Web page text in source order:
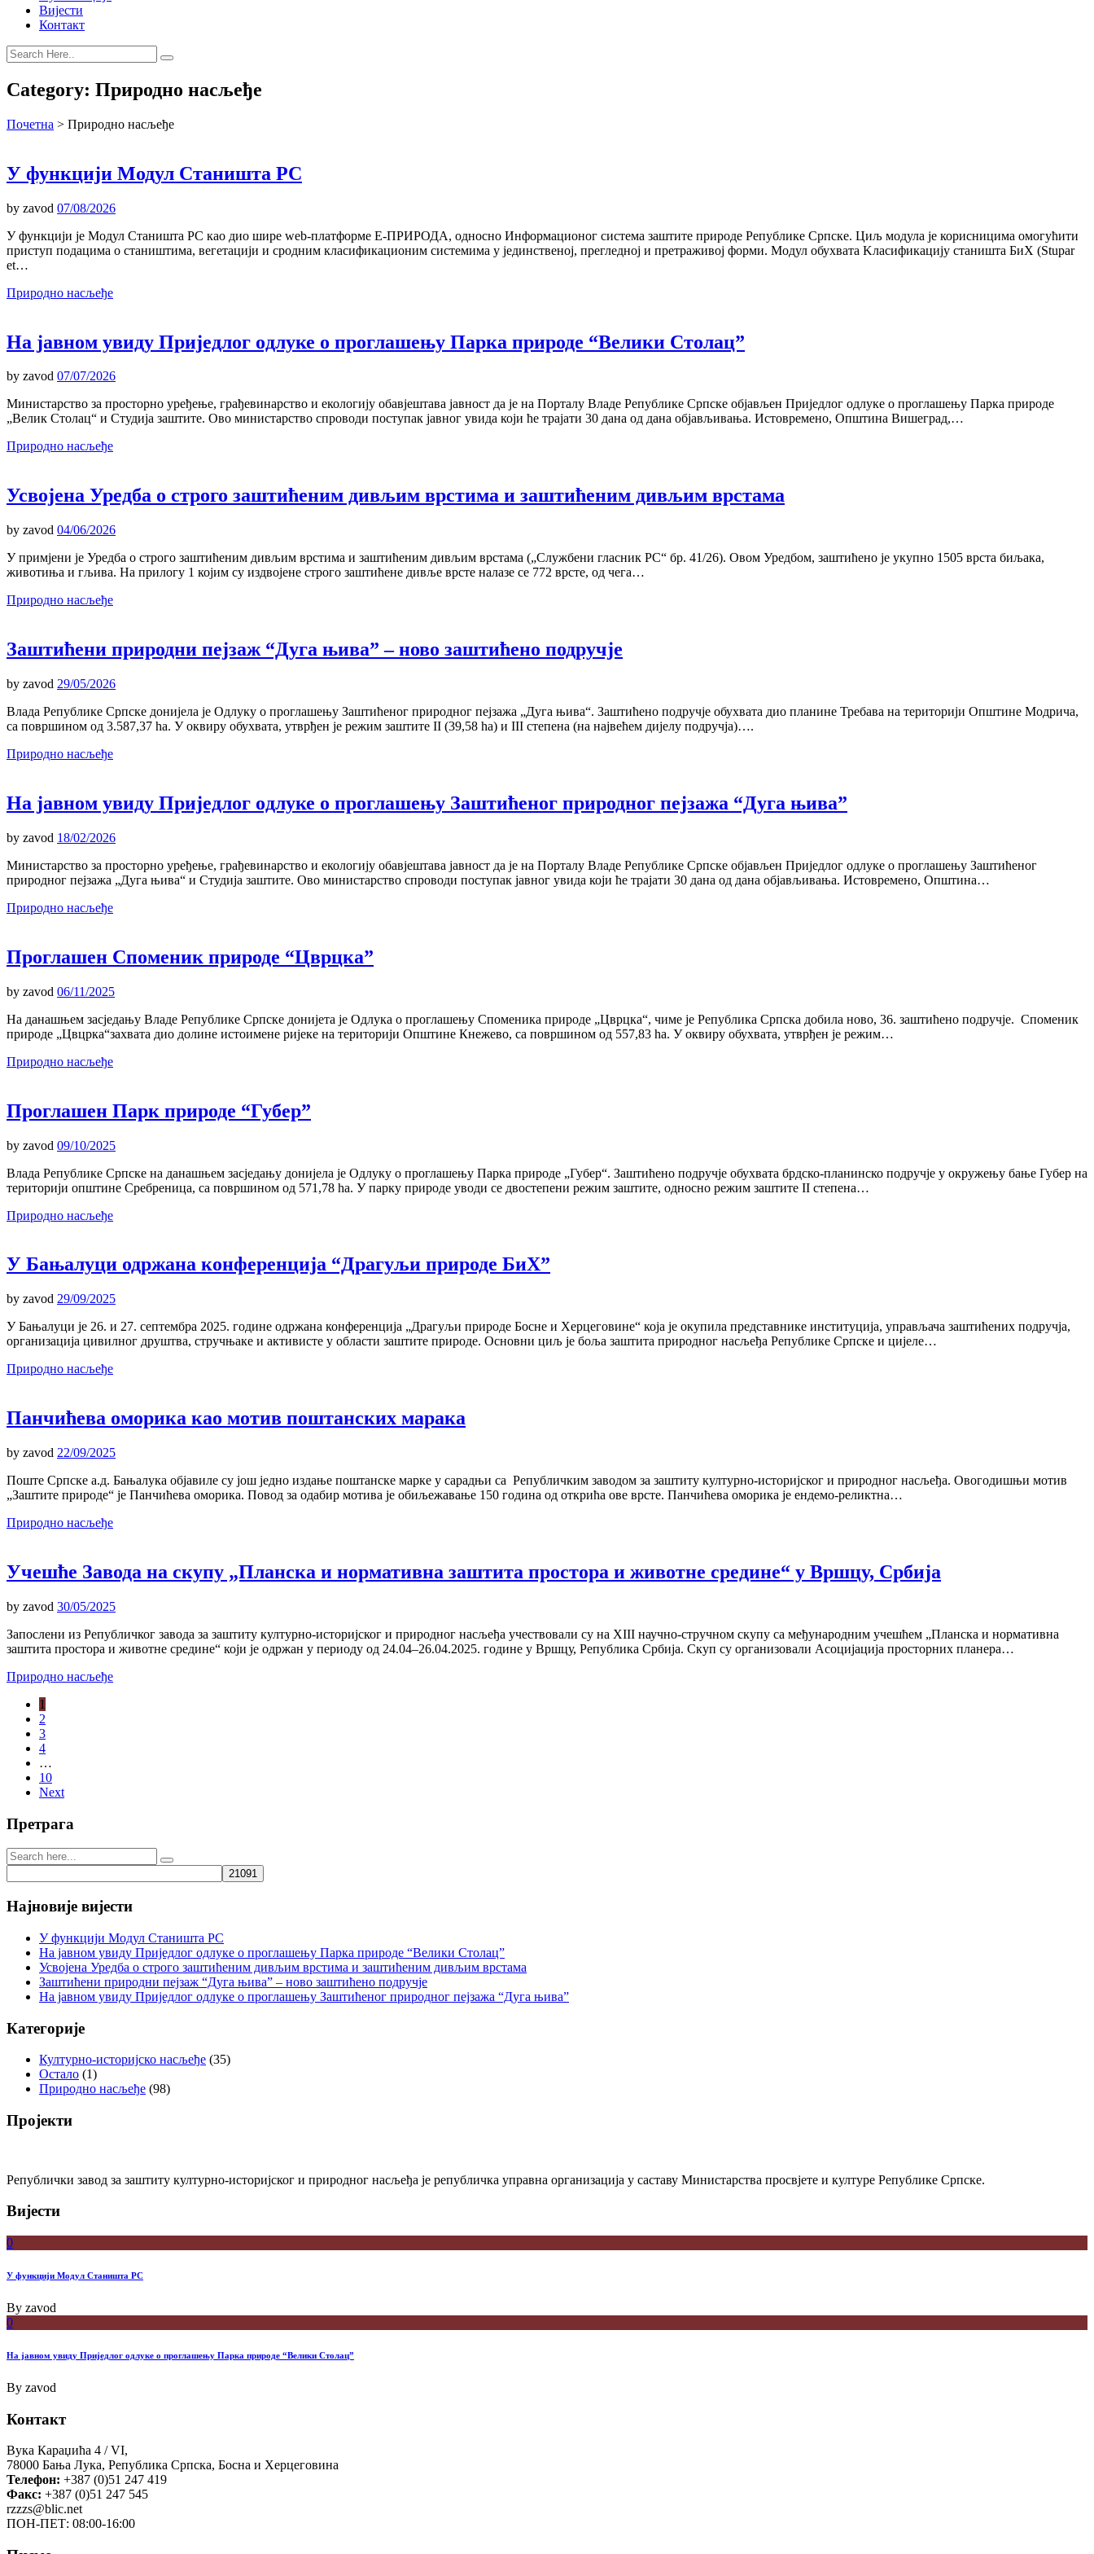
Вијести
Контакт
Category: Природно насљеђе
Почетна > Природно насљеђе
У функцији Модул Станишта РС
by zavod 07/08/2026
У функцији је Модул Станишта РС као дио шире web-платформе Е-ПРИРОДА, односно Информационог система заштите природе Републике Српске. Циљ модула је корисницима омогућити
приступ подацима о стаништима, вегетацији и сродним класификационим системима у јединственој, прегледној и претраживој форми. Модул обухвата Kласификацију станишта БиХ (Stupar
et…
Природно насљеђе
На јавном увиду Приједлог oдлуке о проглашењу Парка природе “Велики Столац”
by zavod 07/07/2026
Министарство за просторно уређење, грађевинарство и екологију обавјештава јавност да је на Порталу Владе Републике Српске објављен Приједлог одлуке о проглашењу Парка природе
„Велик Столац“ и Студија заштитe. Ово министарство спроводи поступак јавног увида који ће трајати 30 дана од дана објављивања. Истовремено, Општина Вишеград,…
Природно насљеђе
Усвојена Уредба о строго заштићеним дивљим врстима и заштићеним дивљим врстама
by zavod 04/06/2026
У примјени је Уредба о строго заштићеним дивљим врстима и заштићеним дивљим врстама („Службени гласник РС“ бр. 41/26). Овом Уредбом, заштићено је укупно 1505 врста биљака,
животиња и гљива. На прилогу 1 којим су издвојене строго заштићене дивље врсте налазе се 772 врсте, од чега…
Природно насљеђе
Заштићени природни пејзаж “Дуга њива” – ново заштићено подручје
by zavod 29/05/2026
Влада Републике Српске донијела је Одлуку о проглашењу Заштићеног природног пејзажа „Дуга њива“. Заштићено подручје обухвата дио планине Требава на територији Општине Модрича,
са површином од 3.587,37 ha. У оквиру обухвата, утврђен је режим заштите II (39,58 ha) и III степена (на највећем дијелу подручја)….
Природно насљеђе
На јавном увиду Приједлог oдлуке о проглашењу Заштићеног природног пејзажа “Дуга њива”
by zavod 18/02/2026
Министарство за просторно уређење, грађевинарство и екологију обавјештава јавност да је на Порталу Владе Републике Српске објављен Приједлог одлуке о проглашењу Заштићеног
природног пејзажа „Дуга њива“ и Студија заштитe. Ово министарство спроводи поступак јавног увида који ће трајати 30 дана од дана објављивања. Истовремено, Општина…
Природно насљеђе
Проглашен Споменик природе “Цврцка”
by zavod 06/11/2025
На данашњем засједању Владе Републике Српске донијета је Одлука о проглашењу Споменика природе „Цврцка“, чиме је Република Српска добила ново, 36. заштићено подручје. Споменик
природе „Цвцрка“захвата дио долине истоимене ријеке на територији Општине Кнежево, са површином од 557,83 ha. У оквиру обухвата, утврђен је режим…
Природно насљеђе
Проглашен Парк природе “Губер”
by zavod 09/10/2025
Влада Републике Српске на данашњем засједању донијела је Одлуку о проглашењу Парка природе „Губер“. Заштићено подручје обухвата брдско-планинско подручје у окружењу бање Губер на
територији општине Сребреница, са површином од 571,78 ha. У парку природе уводи се двостепени режим заштите, односно режим заштите II степена…
Природно насљеђе
У Бањалуци одржана конференција “Драгуљи природе БиХ”
by zavod 29/09/2025
У Бањалуци је 26. и 27. септембра 2025. године одржана конференција „Драгуљи природе Босне и Херцеговине“ која је окупила представнике институција, управљача заштићених подручја,
организација цивилног друштва, стручњаке и активисте у области заштите природе. Основни циљ је боља заштита природног насљеђа Републике Српске и цијеле…
Природно насљеђе
Панчићева оморика као мотив поштанских марака
by zavod 22/09/2025
Поште Српске а.д. Бањалука објавиле су још једно издање поштанске марке у сарадњи са Републичким заводом за заштиту културно-историјског и природног насљеђа. Овогодишњи мотив
„Заштите природе“ је Панчићева оморика. Повод за одабир мотива је обиљежавање 150 година од открића ове врсте. Панчићева оморика је ендемо-реликтна…
Природно насљеђе
Учешће Завода на скупу „Планска и нормативна заштита простора и животне средине“ у Вршцу, Србија
by zavod 30/05/2025
Запослени из Републичког завода за заштиту културно-историјског и природног насљеђа учествовали су на XIII научно-стручном скупу са међународним учешћем „Планска и нормативна
заштита простора и животне средине“ који је одржан у периоду од 24.04–26.04.2025. године у Вршцу, Република Србија. Скуп су организовали Асоцијација просторних планера…
Природно насљеђе
1
2
3
4
…
10
Next
Претрага
Најновије вијести
У функцији Модул Станишта РС
На јавном увиду Приједлог oдлуке о проглашењу Парка природе “Велики Столац”
Усвојена Уредба о строго заштићеним дивљим врстима и заштићеним дивљим врстама
Заштићени природни пејзаж “Дуга њива” – ново заштићено подручје
На јавном увиду Приједлог oдлуке о проглашењу Заштићеног природног пејзажа “Дуга њива”
Категорије
Културно-историјско насљеђе (35)
Остало (1)
Природно насљеђе (98)
Пројекти
Републички завод за заштиту културно-историјског и природног насљеђа је републичка управна организација у саставу Министарства просвјете и културе Републике Српске.
Вијести
0
У функцији Модул Станишта РС
By zavod
0
На јавном увиду Приједлог oдлуке о проглашењу Парка природе “Велики Столац”
By zavod
Контакт
Вука Караџића 4 / VI,
78000 Бања Лука, Република Српска, Босна и Херцеговина
Телефон: +387 (0)51 247 419
Факс: +387 (0)51 247 545
rzzzs@blic.net
ПОН-ПЕТ: 08:00-16:00